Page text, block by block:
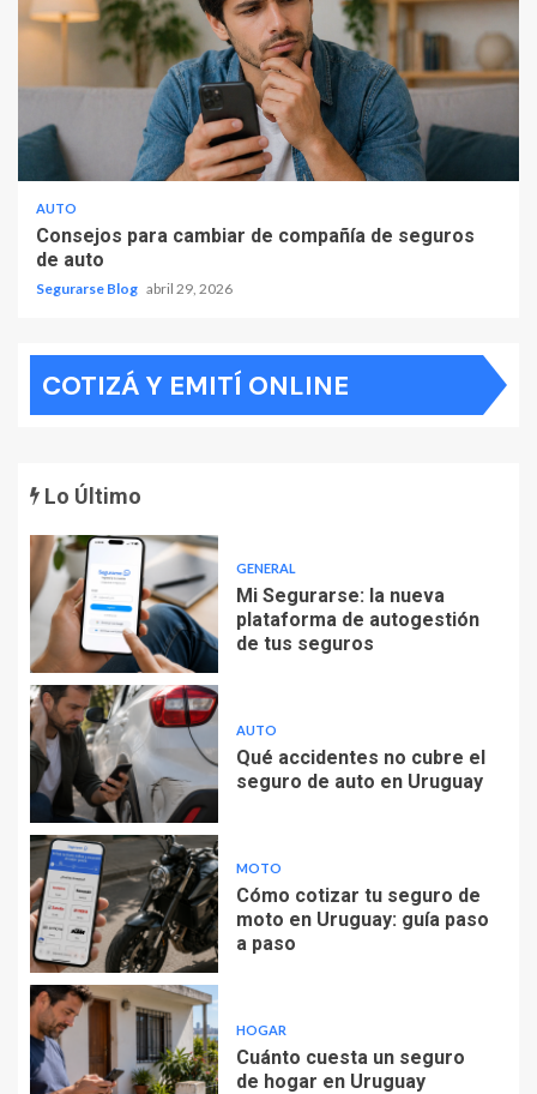
AUTO
Consejos para cambiar de compañía de seguros
de auto
Segurarse Blog abril 29, 2026
COTIZÁ Y EMITÍ ONLINE
Lo Último
GENERAL
Mi Segurarse: la nueva
plataforma de autogestión
de tus seguros
AUTO
Qué accidentes no cubre el
seguro de auto en Uruguay
MOTO
Cómo cotizar tu seguro de
moto en Uruguay: guía paso
a paso
HOGAR
Cuánto cuesta un seguro
de hogar en Uruguay